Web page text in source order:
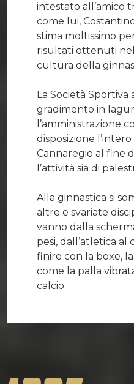
intestato all’amico
come lui,
stima moltissimo
risultati ottenuti
cultura della
La Società
gradimento in
l’amministrazione
disposizione
Cannaregio al fine
l’attività sia di
Alla ginnastica si
altre e svariate
vanno dalla
pesi, dall’atletica
finire con la boxe,
come la palla
calcio.